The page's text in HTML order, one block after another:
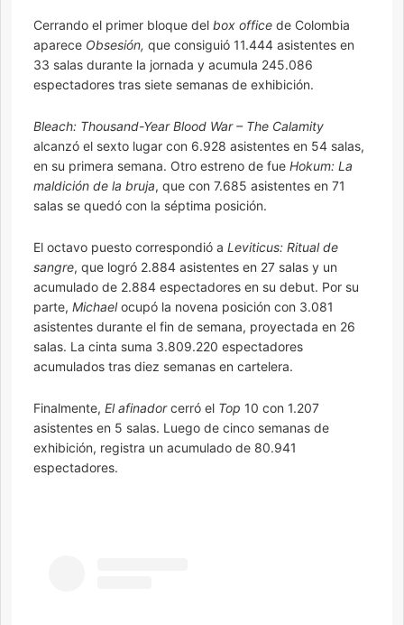
Cerrando el primer bloque del box office de Colombia
aparece Obsesión, que consiguió 11.444 asistentes en
33 salas durante la jornada y acumula 245.086
espectadores tras siete semanas de exhibición.
Bleach: Thousand-Year Blood War – The Calamity
alcanzó el sexto lugar con 6.928 asistentes en 54 salas,
en su primera semana. Otro estreno de fue Hokum: La
maldición de la bruja, que con 7.685 asistentes en 71
salas se quedó con la séptima posición.
El octavo puesto correspondió a Leviticus: Ritual de
sangre, que logró 2.884 asistentes en 27 salas y un
acumulado de 2.884 espectadores en su debut. Por su
parte, Michaelocupó la novena posición con 3.081
asistentes durante el fin de semana, proyectada en 26
salas. La cinta suma 3.809.220 espectadores
acumulados tras diez semanas en cartelera.
Finalmente, El afinadorcerró el Top 10 con 1.207
asistentes en 5 salas. Luego de cinco semanas de
exhibición, registra un acumulado de 80.941
espectadores.